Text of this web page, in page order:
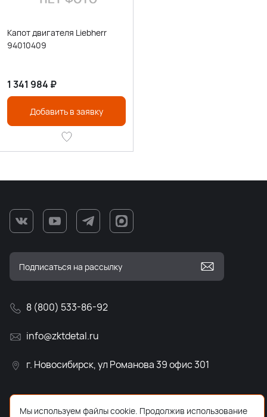
Капот двигателя Liebherr
94010409
1 341 984 ₽
Добавить в заявку
8 (800) 533-86-92
info@zktdetal.ru
г. Новосибирск, ул Романова 39 офис 301
Мы используем файлы cookie. Продолжив использование